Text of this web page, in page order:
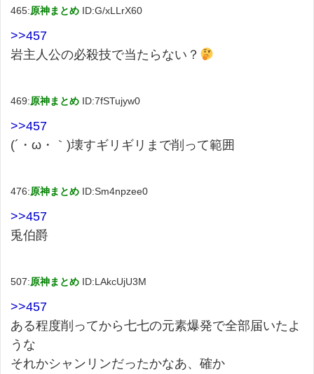
465:原神まとめ ID:G/xLLrX60
>>457
岩主人公の必殺技で当たらない？
469:原神まとめ ID:7fSTujyw0
>>457
(´・ω・｀)壊すギリギリまで削って範囲
476:原神まとめ ID:Sm4npzee0
>>457
兎伯爵
507:原神まとめ ID:LAkcUjU3M
>>457
ある程度削ってから七七の元素爆発で全部届いたよ
うな
それかシャンリンだったかなあ、確か